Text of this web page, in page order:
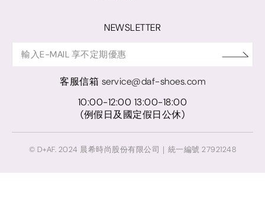
NEWSLETTER
客服信箱 service@daf-shoes.com
10:00-12:00 13:00-18:00
(例假日及國定假日公休)
© D+AF. 2024 晨希時尚股份有限公司｜統一編號 27921248